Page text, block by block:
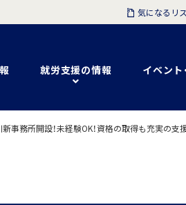
就労支援の情報 イベント
気になるリ
所開設！未経験OK！資格の取得も充実の支援